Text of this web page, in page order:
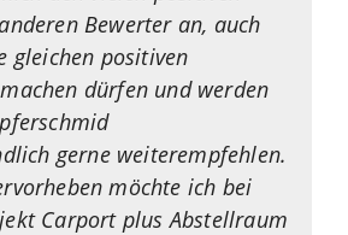
Bewerter an, auch
gleichen positiven
dürfen und werden
gerne weiterempfehlen.
möchte ich bei
Carport plus Abstellraum